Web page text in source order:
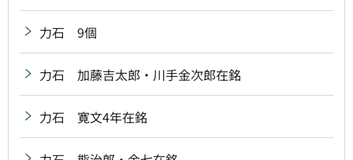
力石 9個
力石 加藤吉太郎・川手金次郎在銘
力石 寛文4年在銘